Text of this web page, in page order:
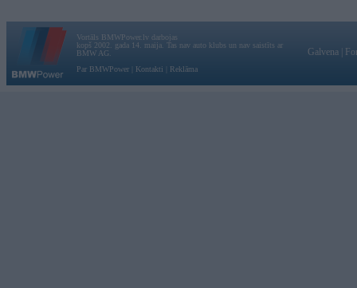
Vortāls BMWPower.lv darbojas
kopš 2002. gada 14. maija. Tas nav auto klubs un nav saistīts ar
BMW AG.
Par BMWPower
Kontakti Reklāma
Galvena